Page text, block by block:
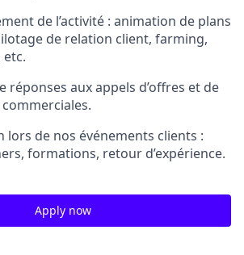
de l’activité : animation de plans
de relation client, farming,
etc.
réponses aux appels d’offres et de
lors de nos événements clients :
formations, retour d’expérience.
Apply now